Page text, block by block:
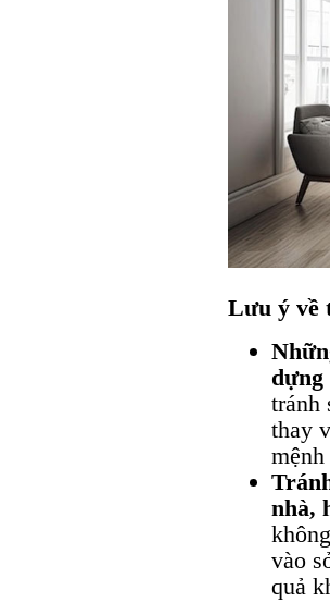
Lưu ý về
tránh
thay
nhà,
vào
quả